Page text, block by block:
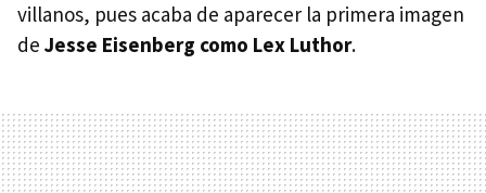
villanos, pues acaba de aparecer la primera imagen
de Jesse Eisenberg como Lex Luthor.